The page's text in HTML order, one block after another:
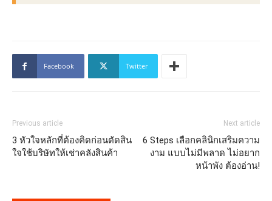
Facebook Twitter
Previous article
3 หัวใจหลักที่ต้องคิดก่อนตัดสิน
ใจใช้บริษัทให้เช่าคลังสินค้า
Next article
6 Steps เลือกคลินิกเสริมความ
งาม แบบไม่มีพลาด ไม่อยาก
หน้าพัง ต้องอ่าน!